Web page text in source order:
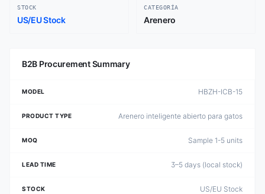
STOCK
US/EU Stock
CATEGORÍA
Arenero
B2B Procurement Summary
MODEL HBZH-ICB-15
PRODUCT TYPE Arenero inteligente abierto para gatos
MOQ Sample 1-5 units
LEAD TIME 3–5 days (local stock)
STOCK US/EU Stock